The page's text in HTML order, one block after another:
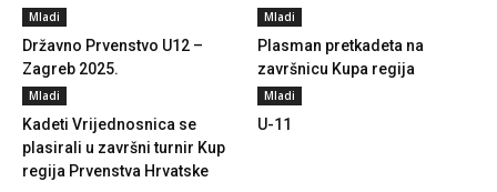
Mladi
Državno Prvenstvo U12 –
Zagreb 2025.
Mladi
Plasman pretkadeta na
završnicu Kupa regija
Mladi
Kadeti Vrijednosnica se
plasirali u završni turnir Kup
regija Prvenstva Hrvatske
Mladi
U-11